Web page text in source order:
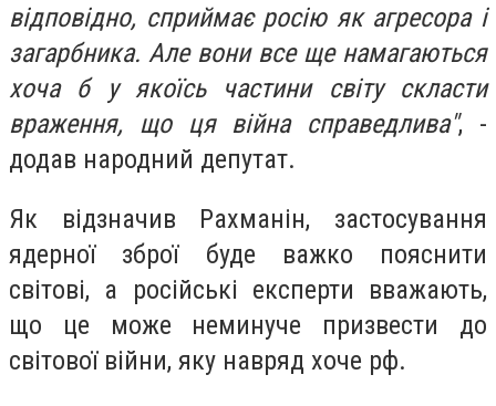
відповідно, сприймає росію як агресора і
загарбника. Але вони все ще намагаються
хоча б у якоїсь частини світу скласти
враження, що ця війна справедлива", -
додав народний депутат.
Як відзначив Рахманін, застосування
ядерної зброї буде важко пояснити
світові, а російські експерти вважають,
що це може неминуче призвести до
світової війни, яку навряд хоче рф.